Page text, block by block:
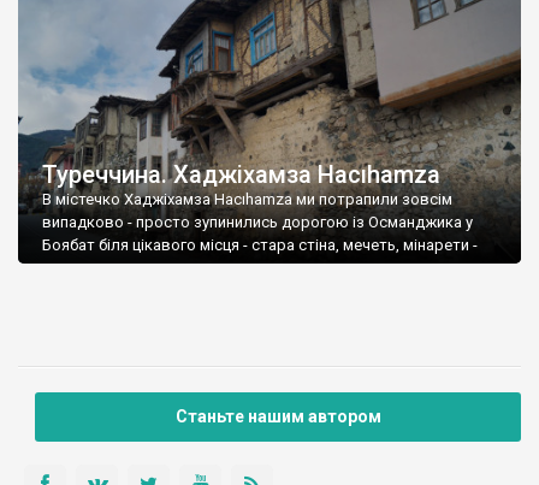
Туреччина. Хаджіхамза Hacıhamza
В містечко Хаджіхамза Hacıhamza ми потрапили зовсім
випадково - просто зупинились дорогою із Османджика у
Боябат біля цікавого місця - стара стіна, мечеть, мінарети -
чому не зупинитись.
Станьте нашим автором